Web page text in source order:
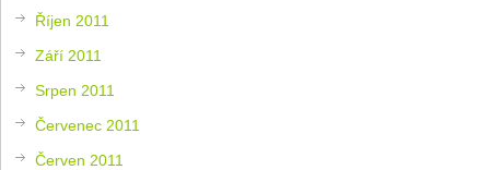
Říjen 2011
Září 2011
Srpen 2011
Červenec 2011
Červen 2011